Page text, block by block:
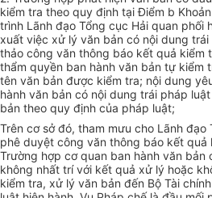
kiểm tra theo quy định tại Điểm b
trình Lãnh đạo Tổng cục Hải quan phối
xuất việc xử lý văn bản có nội dung
thảo công văn thông báo kết quả kiểm
thẩm quyền ban hành văn bản tự kiểm
tên văn bản được kiểm tra; nội dung
hành văn bản có nội dung trái pháp
bản theo quy định của pháp luật;
Trên cơ sở đó, tham mưu cho Lãnh đạo
phê duyệt công văn thông báo kết quả
Trường hợp cơ quan ban hành văn bản
không nhất trí với kết quả xử lý hoặc
kiểm tra, xử lý văn bản đến Bộ Tài